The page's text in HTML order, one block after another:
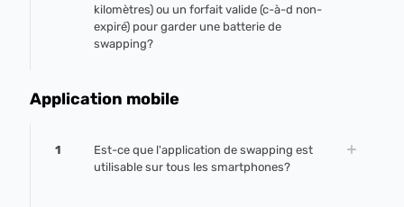
kilomètres) ou un forfait valide (c-à-d non-
expiré) pour garder une batterie de
swapping?
Application mobile
1
Est-ce que l'application de swapping est
utilisable sur tous les smartphones?